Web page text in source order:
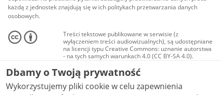
każdą z jednostek znajdują się w ich politykach przetwarzania danych
osobowych.
Treści tekstowe publikowane w serwisie (z
wyłączeniem treści audiowizualnych), są udostępniane
na licencji typu Creative Commons: uznanie autorstwa
- na tych samych warunkach 4.0 (CC BY-SA 4.0).
Materiały audiowizualne, w tym zdjęcia, materiały
audio i wideo, są udostępniane na licencji typu
Creative Commons: uznanie autorstwa użycie
niekomercyjne - bez utworów zależnych 4.0 (CC BY-
NC-ND 4.0), o ile nie jest to stwierdzone inaczej.
Dbamy o Twoją prywatność
Wykorzystujemy pliki cookie w celu zapewnienia